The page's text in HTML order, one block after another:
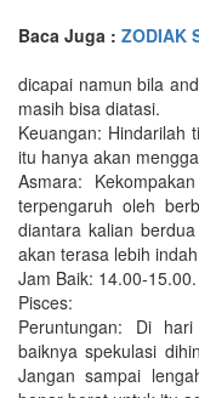
Baca Juga : ZODIAK
dicapai namun bila
masih bisa diatasi.
Keuangan: Hindarilah
itu hanya akan
Asmara:
terpengaruh oleh
diantara kalian
akan terasa lebih
Jam Baik: 14.00-15.00.
Pisces:
Peruntungan: Di
baiknya spekulasi
Jangan sampai